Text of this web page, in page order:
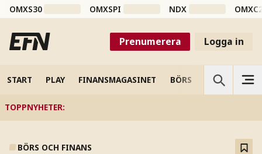
OMXS30 OMXSPI NDX
Prenumerera Logga in
START PLAY FINANSMAGASINET BÖRS VETENSKAP
TOPPNYHETER:
BÖRS OCH FINANS